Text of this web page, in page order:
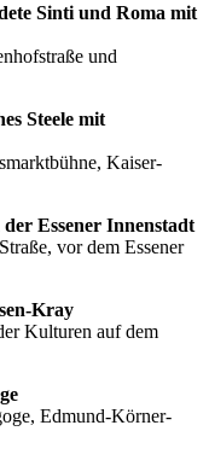
Sinti und Roma mit
und
Steele mit
Kaiser-
Essener Innenstadt
vor dem Essener
Kray
Kulturen auf dem
Edmund-Körner-